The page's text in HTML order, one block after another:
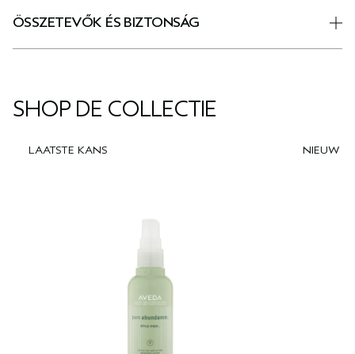
ÖSSZETEVŐK ÉS BIZTONSÁG
SHOP DE COLLECTIE
LAATSTE KANS NIEUW